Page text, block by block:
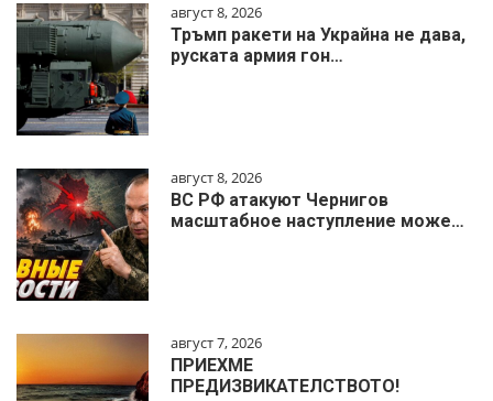
август 8, 2026
Тръмп ракети на Украйна не дава,
руската армия гон…
август 8, 2026
ВС РФ атакуют Чернигов
масштабное наступление може…
август 7, 2026
ПРИЕХМЕ
ПРЕДИЗВИКАТЕЛСТВОТО!